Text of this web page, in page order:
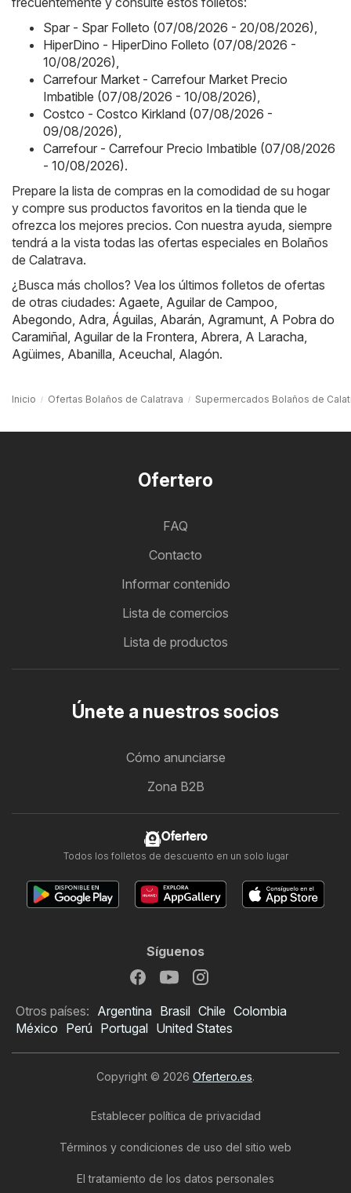
Spar - Spar Folleto (07/08/2026 - 20/08/2026)
HiperDino - HiperDino Folleto (07/08/2026 -
10/08/2026)
Carrefour Market - Carrefour Market Precio
Imbatible (07/08/2026 - 10/08/2026)
Costco - Costco Kirkland (07/08/2026 -
09/08/2026)
Carrefour - Carrefour Precio Imbatible (07/08/2026
- 10/08/2026).
Prepare la lista de compras en la comodidad de su hogar
y compre sus productos favoritos en la tienda que le
ofrezca los mejores precios. Con nuestra ayuda, siempre
tendrá a la vista todas las ofertas especiales en Bolaños
de Calatrava.
¿Busca más chollos? Vea los últimos folletos de ofertas
de otras ciudades: Agaete Aguilar de Campoo
Abegondo Adra Águilas Abarán Agramunt A Pobra do
Caramiñal Aguilar de la Frontera Abrera A Laracha
Agüimes Abanilla Aceuchal Alagón.
Inicio Ofertas Bolaños de Calatrava Supermercados Bolaños de
Ofertero
FAQ
Contacto
Informar contenido
Lista de comercios
Lista de productos
Únete a nuestros socios
Cómo anunciarse
Zona B2B
Ofertero
Todos los folletos de descuento en un solo lugar
Síguenos
Otros países: Argentina Brasil Chile Colombia
México Perú Portugal United States
Copyright © 2026 Ofertero.es.
Establecer política de privacidad
Términos y condiciones de uso del sitio web
El tratamiento de los datos personales